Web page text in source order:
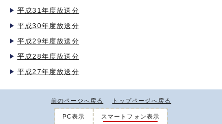
平成31年度放送分
平成30年度放送分
平成29年度放送分
平成28年度放送分
平成27年度放送分
前のページへ戻る トップページへ戻る
PC表示 スマートフォン表示